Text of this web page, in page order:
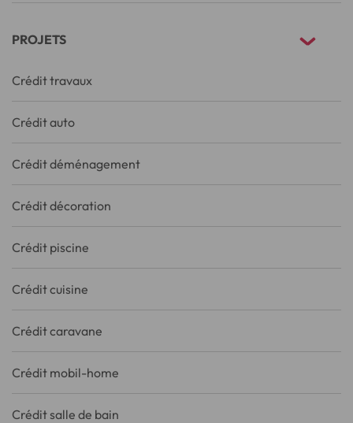
PROJETS
Crédit travaux
Crédit auto
Crédit déménagement
Crédit décoration
Crédit piscine
Crédit cuisine
Crédit caravane
Crédit mobil-home
Crédit salle de bain